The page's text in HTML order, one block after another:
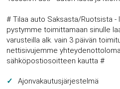
# Tilaa auto Saksasta/Ruotsista
pystymme toimittamaan sinulle
varusteilla alk. vain 3 päivän
nettisivujemme
sähköpostiosoitteen kautta #
Ajonvakautusjärjestelmä